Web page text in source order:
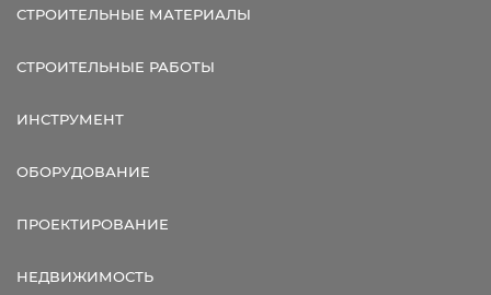
СТРОИТЕЛЬНЫЕ МАТЕРИАЛЫ
СТРОИТЕЛЬНЫЕ РАБОТЫ
ИНСТРУМЕНТ
ОБОРУДОВАНИЕ
ПРОЕКТИРОВАНИЕ
НЕДВИЖИМОСТЬ